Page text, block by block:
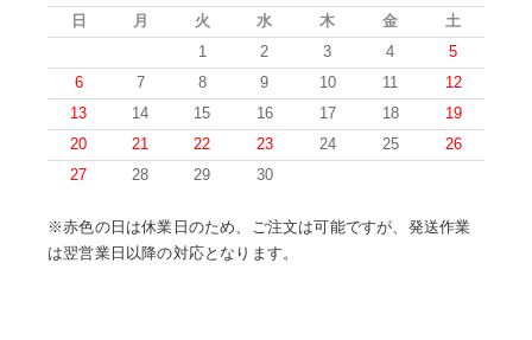
日 月 火 水 木 金
土
1
2 3 4
5
6
7 8 9 10 11
12
13
14 15 16 17 18
19
20
21 22 23 24 25
26
27
28 29 30
※赤色の日は休業日のため、ご注文は可能ですが、発送作業
は翌営業日以降の対応となります。